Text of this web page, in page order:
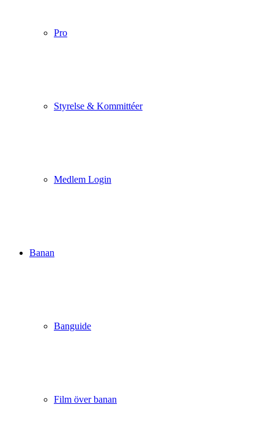
Pro
Styrelse & Kommittéer
Medlem Login
Banan
Banguide
Film över banan